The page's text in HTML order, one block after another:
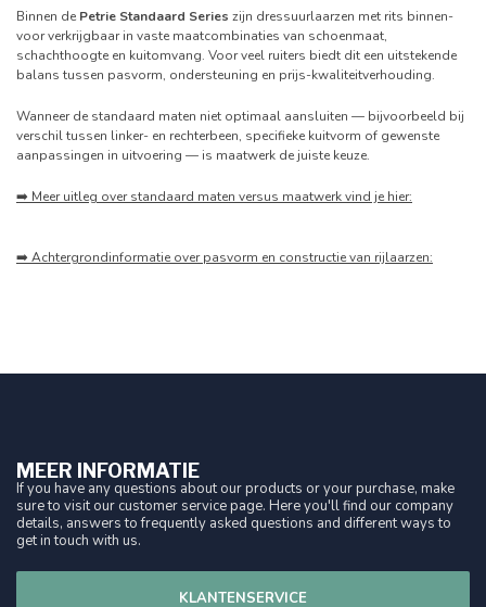
Binnen de Petrie Standaard Series zijn dressuurlaarzen met rits binnen-
voor verkrijgbaar in vaste maatcombinaties van schoenmaat,
schachthoogte en kuitomvang. Voor veel ruiters biedt dit een uitstekende
balans tussen pasvorm, ondersteuning en prijs-kwaliteitverhouding.
Wanneer de standaard maten niet optimaal aansluiten — bijvoorbeeld bij
verschil tussen linker- en rechterbeen, specifieke kuitvorm of gewenste
aanpassingen in uitvoering — is maatwerk de juiste keuze.
➡️ Meer uitleg over standaard maten versus maatwerk vind je hier:
➡️ Achtergrondinformatie over pasvorm en constructie van rijlaarzen:
MEER INFORMATIE
If you have any questions about our products or your purchase, make
sure to visit our customer service page. Here you'll find our company
details, answers to frequently asked questions and different ways to
get in touch with us.
KLANTENSERVICE